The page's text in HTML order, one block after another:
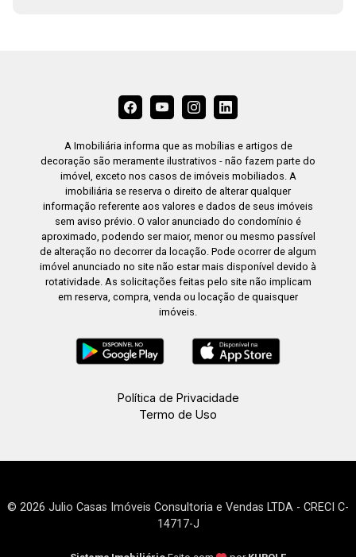
A Imobiliária informa que as mobílias e artigos de
decoração são meramente ilustrativos - não fazem parte do
imóvel, exceto nos casos de imóveis mobiliados. A
imobiliária se reserva o direito de alterar qualquer
informação referente aos valores e dados de seus imóveis
sem aviso prévio. O valor anunciado do condomínio é
aproximado, podendo ser maior, menor ou mesmo passível
de alteração no decorrer da locação. Pode ocorrer de algum
imóvel anunciado no site não estar mais disponível devido à
rotatividade. As solicitações feitas pelo site não implicam
em reserva, compra, venda ou locação de quaisquer
imóveis.
Política de Privacidade
Termo de Uso
© 2026 Julio Casas Imóveis Consultoria e Vendas LTDA - CRECI C-
14717-J